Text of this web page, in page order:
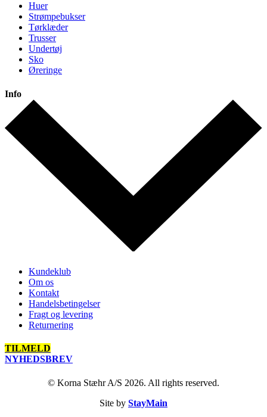
Huer
Strømpebukser
Tørklæder
Trusser
Undertøj
Sko
Øreringe
Info
Kundeklub
Om os
Kontakt
Handelsbetingelser
Fragt og levering
Returnering
TILMELD
NYHEDSBREV
© Korna Stæhr A/S 2026. All rights reserved.
Site by StayMain